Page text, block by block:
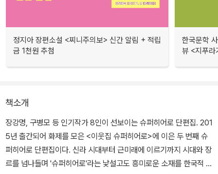
정지아 장편소설 <찌니주의보> 신간 알림 + 적립
금 1천원 추첨
한국문학
뷰 <지푸라
책소개
장강명, 구병모 등 인기작가 8인이 선보이는 슈퍼히어로 단편집. 201
5년 출간되어 화제를 모은 <이웃집 슈퍼히어로>에 이은 두 번째 슈
퍼히어로 단편집이다. 신라 시대부터 근미래에 이르기까지 시대와 장
르를 넘나들며 '슈퍼히어로'라는 낯설고도 흥미로운 소재를 한국적 정